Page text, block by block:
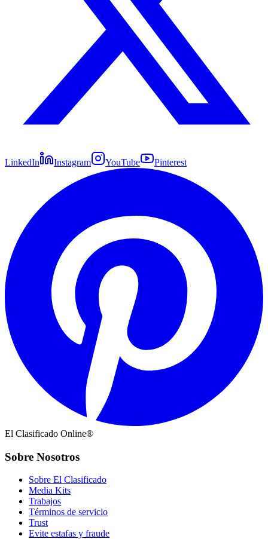
LinkedIn Instagram YouTube Pinterest
El Clasificado Online®
Sobre Nosotros
Sobre El Clasificado
Media Kits
Trabajos
Términos de servicio
Trust
Evite estafas y fraude